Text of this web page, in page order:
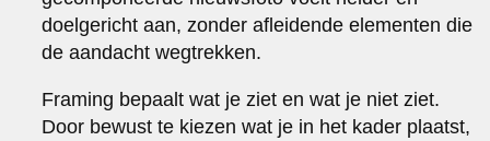
doelgericht aan, zonder afleidende elementen die
de aandacht wegtrekken.
Framing bepaalt wat je ziet en wat je niet ziet.
Door bewust te kiezen wat je in het kader plaatst,